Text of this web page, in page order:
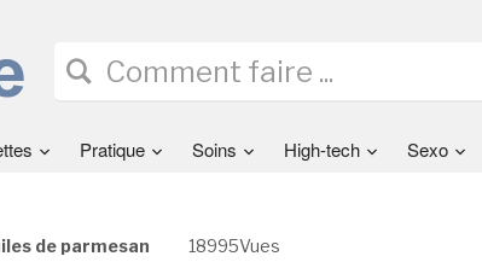
Pratique Soins High-tech Sexo
18995Vues
de parmesan